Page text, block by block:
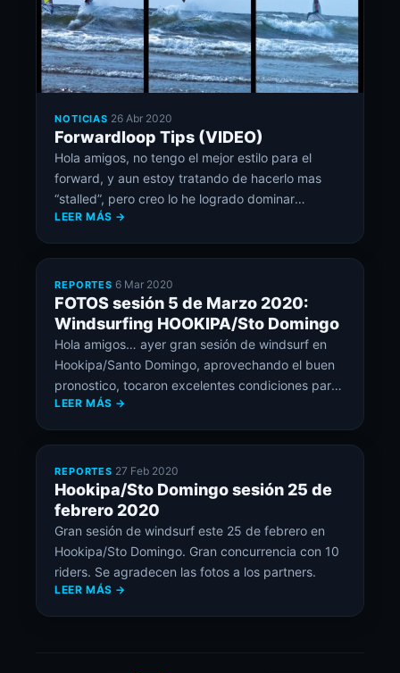
NOTICIAS 26 Abr 2020
Forwardloop Tips (VIDEO)
Hola amigos, no tengo el mejor estilo para el
forward, y aun estoy tratando de hacerlo mas
“stalled”, pero creo lo he logrado dominar
bastante bien como para postear un pequeño
material de videos instruccionales para el forward
donde se abarcan todos los tips; en este video
[…]
LEER MÁS →
REPORTES 6 Mar 2020
FOTOS sesión 5 de Marzo 2020:
Windsurfing HOOKIPA/Sto Domingo
Hola amigos… ayer gran sesión de windsurf en
Hookipa/Santo Domingo, aprovechando el buen
pronostico, tocaron excelentes condiciones para
mi FlightSails ZORRO 4.8 y 83 lts… 5 riders, Matt,
si, ya que tuvimos un pequeño problema con el
auto
LEER MÁS →
REPORTES 27 Feb 2020
Hookipa/Sto Domingo sesión 25 de
febrero 2020
Gran sesión de windsurf este 25 de febrero en
Hookipa/Sto Domingo. Gran concurrencia con 10
riders. Se agradecen las fotos a los partners.
LEER MÁS →